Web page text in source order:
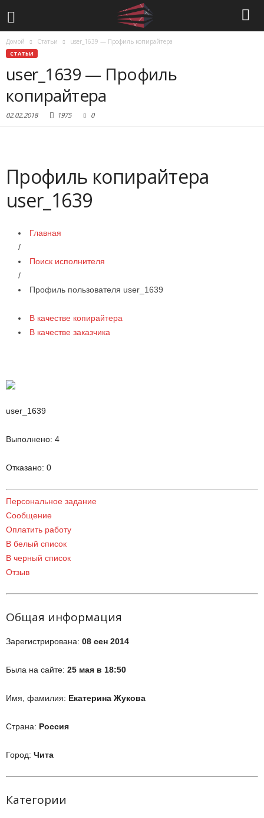
Домой Статьи user_1639 — Профиль копирайтера
СТАТЬИ
user_1639 — Профиль
копирайтера
02.02.2018 1975 0
Профиль копирайтера
user_1639
Главная
/
Поиск исполнителя
/
Профиль пользователя user_1639
В качестве копирайтера
В качестве заказчика
user_1639
Выполнено: 4
Отказано: 0
Персональное задание
Сообщение
Оплатить работу
В белый список
В черный список
Отзыв
Общая информация
Зарегистрирована: 08 сен 2014
Была на сайте: 25 мая в 18:50
Имя, фамилия: Екатерина Жукова
Страна: Россия
Город: Чита
Категории